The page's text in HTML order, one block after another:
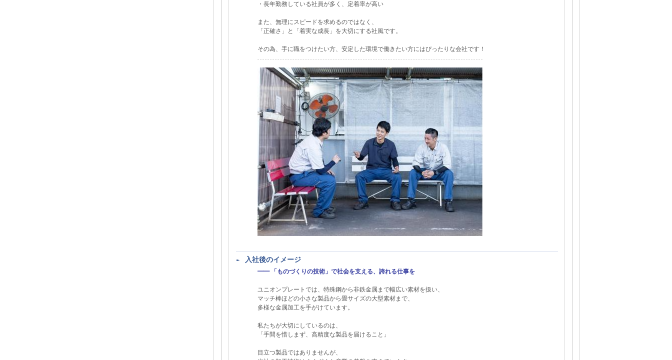
・長年勤務している社員が多く、定着率が高い
また、無理にスピードを求めるのではなく、
「正確さ」と「着実な成長」を大切にする社風です。
その為、手に職をつけたい方、安定した環境で働きたい方にはぴったりな会社です！
入社後のイメージ
━━ 「ものづくりの技術」で社会を支える、誇れる仕事を
ユニオンプレートでは、特殊鋼から非鉄金属まで幅広い素材を扱い、
マッチ棒ほどの小さな製品から畳サイズの大型素材まで、
多様な金属加工を手がけています。
私たちが大切にしているのは、
「手間を惜しまず、高精度な製品を届けること」
目立つ製品ではありませんが、